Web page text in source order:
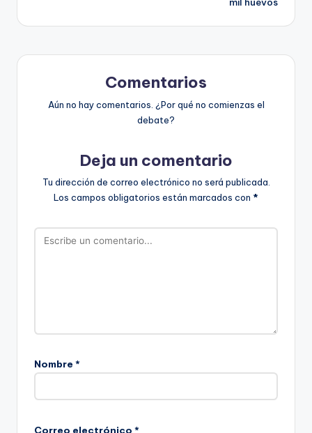
Comentarios
Aún no hay comentarios. ¿Por qué no comienzas el
debate?
Deja un comentario
Tu dirección de correo electrónico no será publicada.
Los campos obligatorios están marcados con *
Nombre *
Correo electrónico *